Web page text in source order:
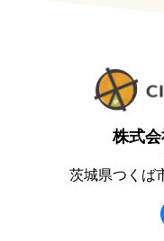
株式
茨城県つくば